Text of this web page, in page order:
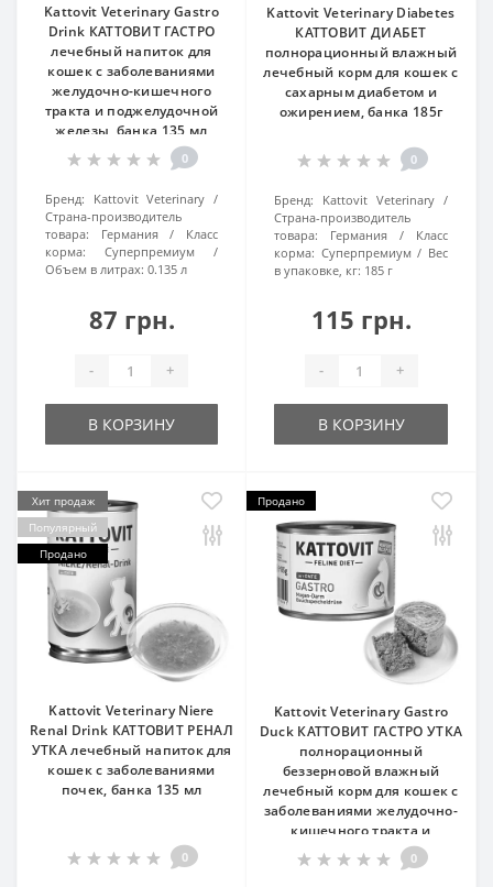
Kattovit Veterinary Gastro
Drink КАТТОВИТ ГАСТРО
лечебный напиток для
кошек с заболеваниями
желудочно-кишечного
тракта и поджелудочной
железы, банка 135 мл
0
Бренд:
Kattovit Veterinary
Страна-производитель
товара:
Германия
Класс
корма:
Суперпремиум
Объем в литрах: 0.135 л
87 грн.
- +
В КОРЗИНУ
Kattovit Veterinary Diabetes
КАТТОВИТ ДИАБЕТ
полнорационный влажный
лечебный корм для кошек с
сахарным диабетом и
ожирением, банка 185г
0
Бренд:
Kattovit Veterinary
Страна-производитель
товара:
Германия
Класс
корма: Суперпремиум
Вес
в упаковке, кг: 185 г
115 грн.
- +
В КОРЗИНУ
Хит продаж
Популярный
Продано
Kattovit Veterinary Niere
Renal Drink КАТТОВИТ РЕНАЛ
УТКА лечебный напиток для
кошек с заболеваниями
почек, банка 135 мл
0
Продано
Kattovit Veterinary Gastro
Duck КАТТОВИТ ГАСТРО УТКА
полнорационный
беззерновой влажный
лечебный корм для кошек с
заболеваниями желудочно-
кишечного тракта и
поджелудочной железы,
банка 185г
0